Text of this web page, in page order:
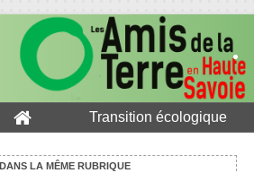
Transition écologique
DANS LA MÊME RUBRIQUE